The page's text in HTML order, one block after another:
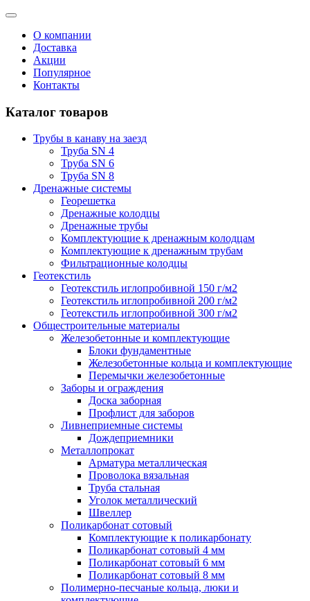
О компании
Доставка
Акции
Популярное
Контакты
Каталог товаров
Трубы в канаву на заезд
Труба SN 4
Труба SN 6
Труба SN 8
Дренажные системы
Георешетка
Дренажные колодцы
Дренажные трубы
Комплектующие к дренажным колодцам
Комплектующие к дренажным трубам
Фильтрационные колодцы
Геотекстиль
Геотекстиль иглопробивной 150 г/м2
Геотекстиль иглопробивной 200 г/м2
Геотекстиль иглопробивной 300 г/м2
Общестроительные материалы
Железобетонные и комплектующие
Блоки фундаментные
Железобетонные кольца и комплектующие
Перемычки железобетонные
Заборы и ограждения
Доска заборная
Профлист для заборов
Ливнеприемные системы
Дождеприемники
Металлопрокат
Арматура металлическая
Проволока вязальная
Труба стальная
Уголок металлический
Швеллер
Поликарбонат сотовый
Комплектующие к поликарбонату
Поликарбонат сотовый 4 мм
Поликарбонат сотовый 6 мм
Поликарбонат сотовый 8 мм
Полимерно-песчаные кольца, люки и